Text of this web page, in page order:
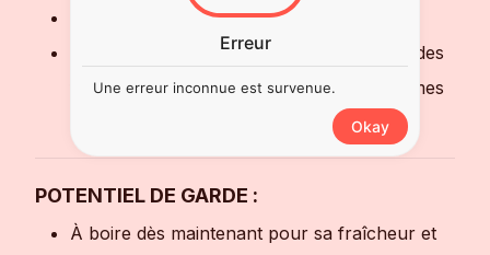
Température idéale :8-10°C
Servir dans des verres à vin ou des
flûtes pour apprécier pleinement ses arômes
POTENTIEL DE GARDE :
À boire dès maintenant pour sa fraîcheur et
Erreur
Une erreur inconnue est survenue.
Okay